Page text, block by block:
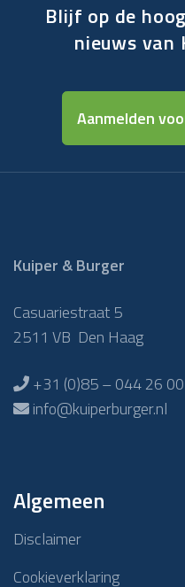
Blijf op de
nieuws van
Aanmelden
Kuiper & Burger
Casuariestraat 5
2511 VB Den Haag
+31 (0)85 – 044 26 00
info@kuiperburger.nl
Algemeen
Disclaimer
Cookieverklaring